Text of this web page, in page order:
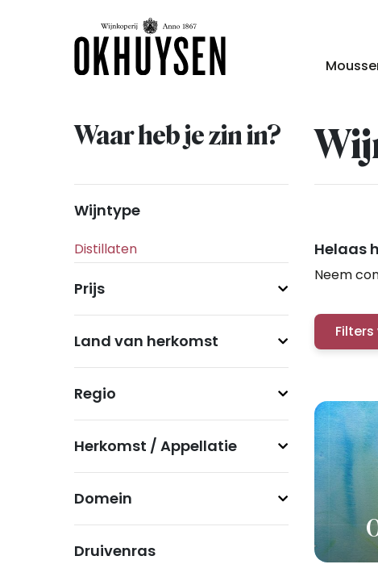
Waar heb je zin in?
Wijntype
Prijs
Land van herkomst
Regio
Herkomst / Appellatie
Domein
Druivenras
Helaas
Neem
Filters